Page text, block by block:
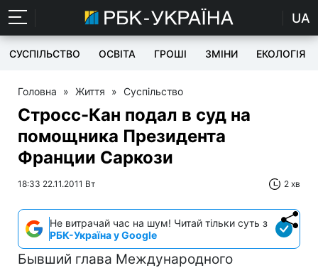
UA
СУСПІЛЬСТВО ОСВІТА ГРОШІ ЗМІНИ ЕКОЛОГІЯ
Головна » Життя » Суспільство
Стросс-Кан подал в суд на
помощника Президента
Франции Саркози
18:33 22.11.2011 Вт 2 хв
Не витрачай час на шум! Читай тільки суть з
РБК-Україна у Google
Бывший глава Международного